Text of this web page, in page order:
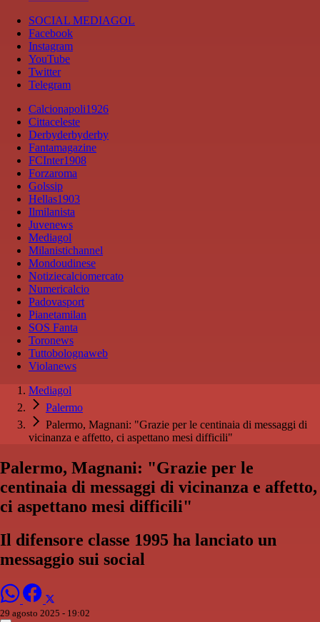
SOCIAL MEDIAGOL
Facebook
Instagram
YouTube
Twitter
Telegram
Calcionapoli1926
Cittaceleste
Derbyderbyderby
Fantamagazine
FCInter1908
Forzaroma
Golssip
Hellas1903
Ilmilanista
Juvenews
Mediagol
Milanistichannel
Mondoudinese
Notiziecalciomercato
Numericalcio
Padovasport
Pianetamilan
SOS Fanta
Toronews
Tuttobolognaweb
Violanews
Mediagol
Palermo
Palermo, Magnani: "Grazie per le centinaia di messaggi di
vicinanza e affetto, ci aspettano mesi difficili"
Palermo, Magnani: "Grazie per le
centinaia di messaggi di vicinanza e affetto,
ci aspettano mesi difficili"
Il difensore classe 1995 ha lanciato un
messaggio sui social
29 agosto 2025 - 19:02